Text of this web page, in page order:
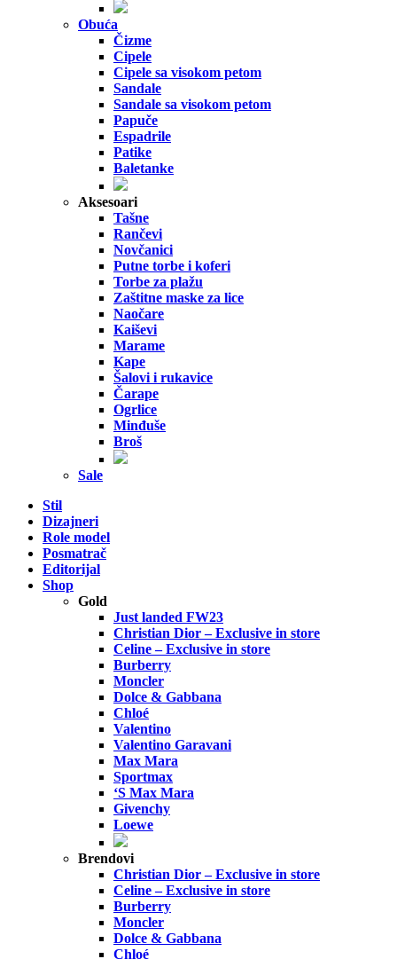
Obuća
Čizme
Cipele
Cipele sa visokom petom
Sandale
Sandale sa visokom petom
Papuče
Espadrile
Patike
Baletanke
Aksesoari
Tašne
Rančevi
Novčanici
Putne torbe i koferi
Torbe za plažu
Zaštitne maske za lice
Naočare
Kaiševi
Marame
Kape
Šalovi i rukavice
Čarape
Ogrlice
Minđuše
Broš
Sale
Stil
Dizajneri
Role model
Posmatrač
Editorijal
Shop
Gold
Just landed FW23
Christian Dior – Exclusive in store
Celine – Exclusive in store
Burberry
Moncler
Dolce & Gabbana
Chloé
Valentino
Valentino Garavani
Max Mara
Sportmax
‘S Max Mara
Givenchy
Loewe
Brendovi
Christian Dior – Exclusive in store
Celine – Exclusive in store
Burberry
Moncler
Dolce & Gabbana
Chloé